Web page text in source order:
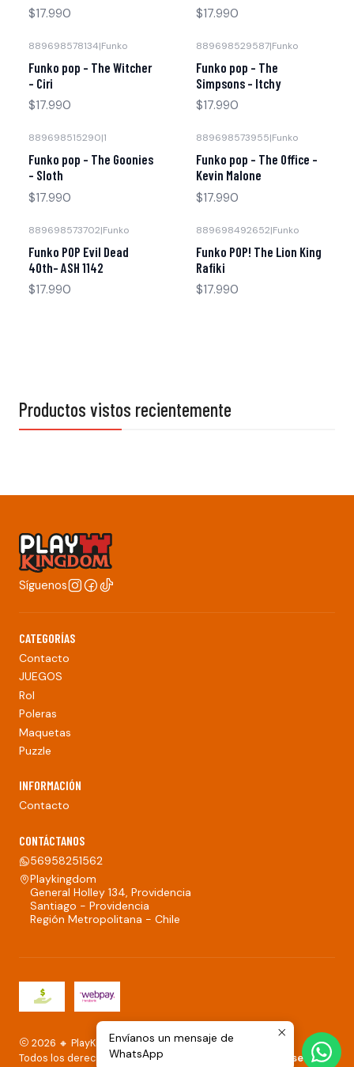
$17.990
$17.990
889698578134|Funko
Funko pop - The Witcher
- Ciri
$17.990
889698529587|Funko
Funko pop - The
Simpsons - Itchy
$17.990
889698515290|1
Funko pop - The Goonies
- Sloth
$17.990
889698573955|Funko
Funko pop - The Office -
Kevin Malone
$17.990
889698573702|Funko
Funko POP Evil Dead
40th- ASH 1142
$17.990
889698492652|Funko
Funko POP! The Lion King
Rafiki
$17.990
Productos vistos recientemente
Síguenos
CATEGORÍAS
Contacto
JUEGOS
Rol
Poleras
Maquetas
Puzzle
INFORMACIÓN
Contacto
CONTÁCTANOS
56958251562
Playkingdom
General Holley 134, Providencia
Santiago - Providencia
Región Metropolitana - Chile
2026 🔸 PlayKingdom.
Todos los derechos reservados.
Desarrollado por Jumpseller.
Envíanos un mensaje de
WhatsApp